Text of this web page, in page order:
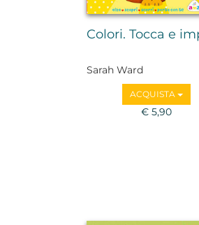
Colori. Tocca e
Sarah Ward
ACQUISTA
€ 5,90